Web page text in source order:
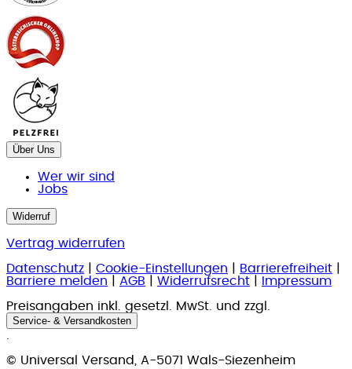
Über Uns
Wer wir sind
Jobs
Widerruf
Vertrag widerrufen
Datenschutz
Cookie-Einstellungen Barrierefreiheit
Barriere melden
AGB Widerrufsrecht
Impressum
Preisangaben inkl. gesetzl. MwSt. und zzgl.
Service- & Versandkosten
© Universal Versand, A-5071 Wals-Siezenheim